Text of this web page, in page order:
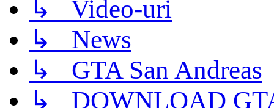
↳ Video-uri
↳ News
↳ GTA San Andreas
↳ DOWNLOAD